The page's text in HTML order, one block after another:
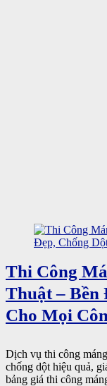
Thi Công
Thuật – Bền
Cho Mọi
Dịch vụ thi công
chống dột hiệu quả,
bảng giá thi công